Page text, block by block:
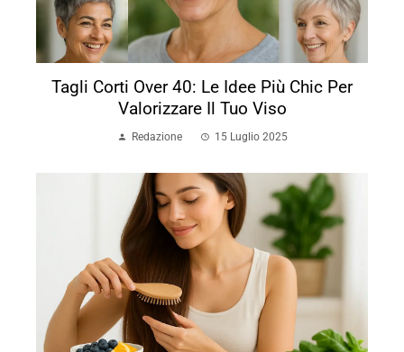
Tagli Corti Over 40: Le Idee Più Chic Per
Valorizzare Il Tuo Viso
Redazione 15 Luglio 2025